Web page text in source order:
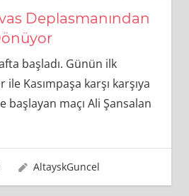
Deplasmanından
başladı. Günün ilk
ile Kasımpaşa karşı karşıya
başlayan maçı Ali Şansalan
AltayskGuncel